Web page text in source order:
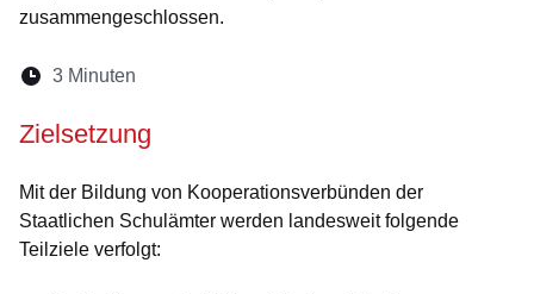
zusammengeschlossen.
Lesedauer:
3 Minuten
Zielsetzung
Mit der Bildung von Kooperationsverbünden der
Staatlichen Schulämter werden landesweit folgende
Teilziele verfolgt: